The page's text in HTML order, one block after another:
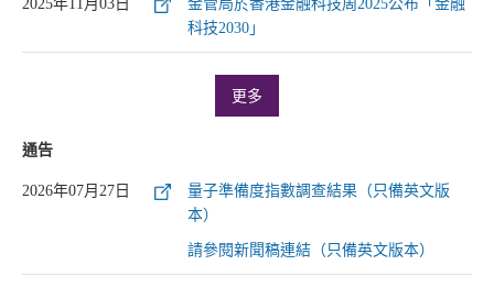
2025年11月03日
金管局於香港金融科技周2025公布「金融
科技2030」
更多
通告
2026年07月27日
量子準備度指數調查結果（只備英文版
本）
請參閱新聞稿連結（只備英文版本）